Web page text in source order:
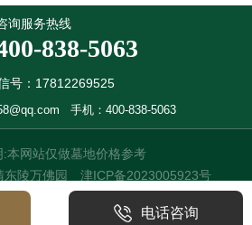
询服务热线
838-5063
号：17812269525
手机：400-838-5063
:本网站仅做墓地价格参考
东陵万佛园 津ICP备2023005923号
电话咨询